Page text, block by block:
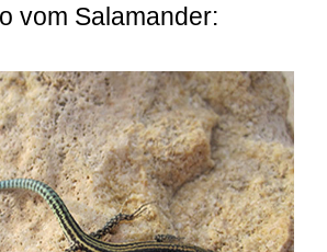
vom Salamander: